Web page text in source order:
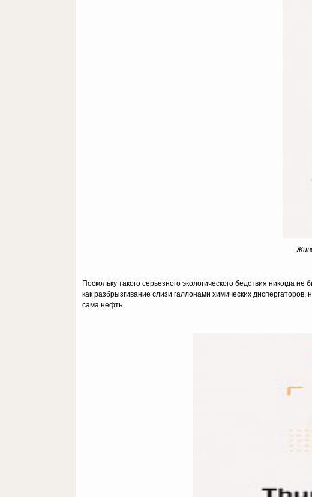
Поскольку такого серьезного экологического бедствия никогда
как разбрызгивание слизи галлонами химических
сама нефть.